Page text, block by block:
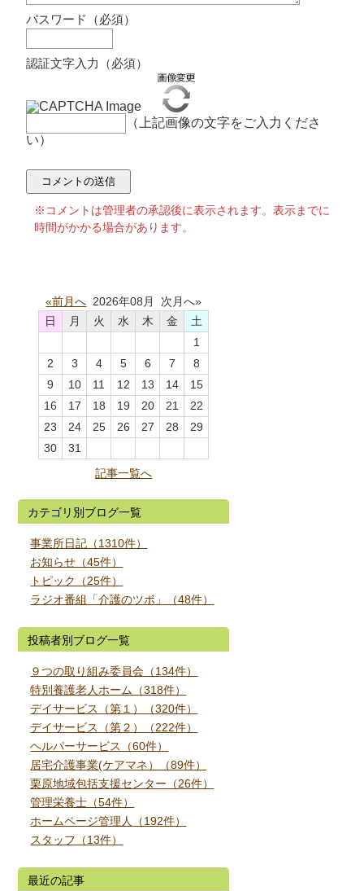
パスワード（必須）
認証文字入力（必須）
（上記画像の文字をご入力くださ
い）
※コメントは管理者の承認後に表示されます。表示までに
時間がかかる場合があります。
«前月へ 2026年08月 次月へ»
日
月 火 水 木 金
土
1
2
3 4 5 6 7
8
9
10 11 12 13 14
15
16
17 18 19 20 21
22
23
24 25 26 27 28
29
30
31
記事一覧へ
カテゴリ別ブログ一覧
事業所日記（1310件）
お知らせ（45件）
トピック（25件）
ラジオ番組「介護のツボ」（48件）
投稿者別ブログ一覧
９つの取り組み委員会（134件）
特別養護老人ホーム（318件）
デイサービス（第１）（320件）
デイサービス（第２）（222件）
ヘルパーサービス（60件）
居宅介護事業(ケアマネ）（89件）
栗原地域包括支援センター（26件）
管理栄養士（54件）
ホームページ管理人（192件）
スタッフ（13件）
最近の記事